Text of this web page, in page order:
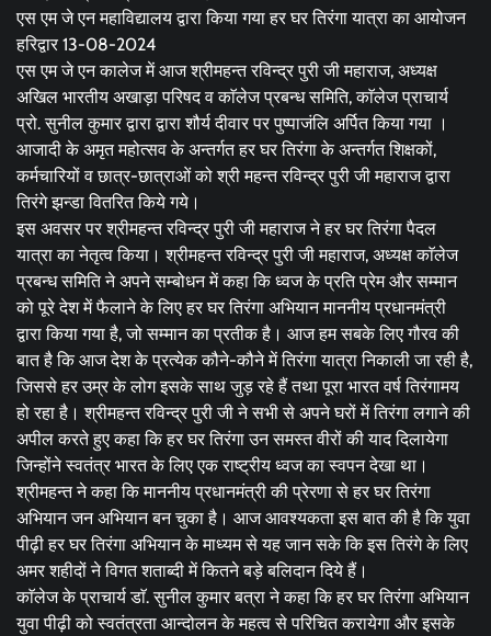
एस एम जे एन महाविद्यालय द्वारा किया गया हर घर तिरंगा यात्रा का आयोजन
हरिद्वार 13-08-2024
एस एम जे एन कालेज में आज श्रीमहन्त रविन्द्र पुरी जी महाराज, अध्यक्ष
अखिल भारतीय अखाड़ा परिषद व काॅलेज प्रबन्ध समिति, काॅलेज प्राचार्य
प्रो. सुनील कुमार द्वारा द्वारा शौर्य दीवार पर पुष्पाजंलि अर्पित किया गया ।
आजादी के अमृत महोत्सव के अन्तर्गत हर घर तिरंगा के अन्तर्गत शिक्षकों,
कर्मचारियों व छात्र-छात्राओं को श्री महन्त रविन्द्र पुरी जी महाराज द्वारा
तिरंगे झन्डा वितरित किये गये।
इस अवसर पर श्रीमहन्त रविन्द्र पुरी जी महाराज ने हर घर तिरंगा पैदल
यात्रा का नेतृत्व किया। श्रीमहन्त रविन्द्र पुरी जी महाराज, अध्यक्ष काॅलेज
प्रबन्ध समिति ने अपने सम्बोधन में कहा कि ध्वज के प्रति प्रेम और सम्मान
को पूरे देश में फैलाने के लिए हर घर तिरंगा अभियान माननीय प्रधानमंत्री
द्वारा किया गया है, जो सम्मान का प्रतीक है। आज हम सबके लिए गौरव की
बात है कि आज देश के प्रत्येक कौने-कौने में तिरंगा यात्रा निकाली जा रही है,
जिससे हर उम्र के लोग इसके साथ जुड़ रहे हैं तथा पूरा भारत वर्ष तिरंगामय
हो रहा है। श्रीमहन्त रविन्द्र पुरी जी ने सभी से अपने घरों में तिरंगा लगाने की
अपील करते हुए कहा कि हर घर तिरंगा उन समस्त वीरों की याद दिलायेगा
जिन्होंने स्वतंत्र भारत के लिए एक राष्ट्रीय ध्वज का स्वपन देखा था।
श्रीमहन्त ने कहा कि माननीय प्रधानमंत्री की प्रेरणा से हर घर तिरंगा
अभियान जन अभियान बन चुका है। आज आवश्यकता इस बात की है कि युवा
पीढ़ी हर घर तिरंगा अभियान के माध्यम से यह जान सके कि इस तिरंगे के लिए
अमर शहीदों ने विगत शताब्दी में कितने बड़े बलिदान दिये हैं।
काॅलेज के प्राचार्य डाॅ. सुनील कुमार बत्रा ने कहा कि हर घर तिरंगा अभियान
युवा पीढ़ी को स्वतंत्रता आन्दोलन के महत्व से परिचित करायेगा और इसके